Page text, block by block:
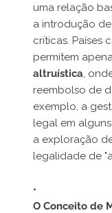
uma relação
a introdução
críticas. Países
permitem
altruística,
reembolso de
exemplo, a
legal em
a exploração
legalidade de
O Conceito de